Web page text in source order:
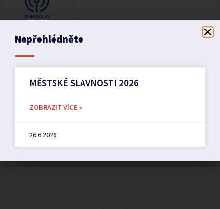
Nepřehlédněte
MĚSTSKÉ SLAVNOSTI 2026
ZOBRAZIT VÍCE »
26.6.2026